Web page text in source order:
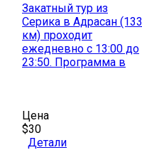
Закатный тур из
Серика в Адрасан (133
км) проходит
ежедневно с 13:00 до
23:50. Программа в
Цена
$30
Детали